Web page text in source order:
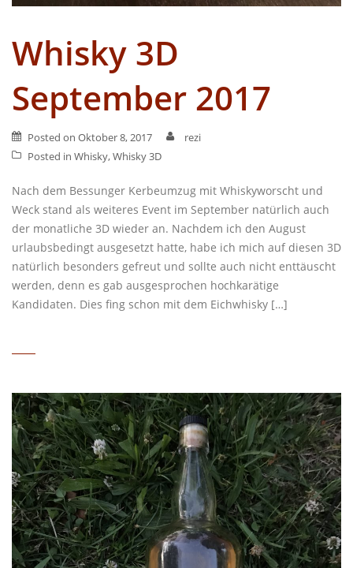
Whisky 3D
September 2017
Posted on Oktober 8, 2017
rezi
Posted in Whisky,Whisky 3D
Nach dem Bessunger Kerbeumzug mit Whiskyworscht und
Weck stand als weiteres Event im September natürlich auch
der monatliche 3D wieder an. Nachdem ich den August
urlaubsbedingt ausgesetzt hatte, habe ich mich auf diesen 3D
natürlich besonders gefreut und sollte auch nicht enttäuscht
werden, denn es gab ausgesprochen hochkarätige
Kandidaten. Dies fing schon mit dem Eichwhisky […]